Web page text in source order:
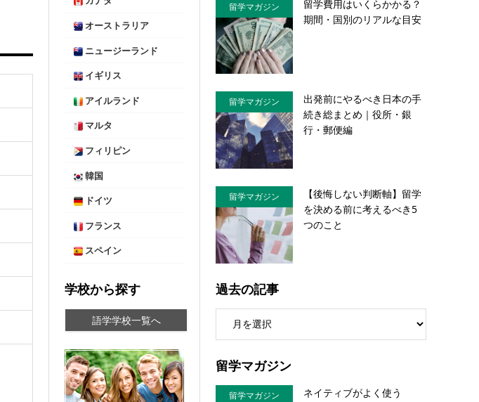
オーストラリア
ニュージーランド
イギリス
アイルランド
マルタ
フィリピン
韓国
ドイツ
フランス
スペイン
学校から探す
語学学校一覧へ
留学マガジン
留学費用はいくらかかる？
期間・国別のリアルな目安
留学マガジン
出発前にやるべき日本の手
続き総まとめ｜役所・銀
行・郵便編
留学マガジン
【後悔しない判断軸】留学
を決める前に考えるべき5
つのこと
過去の記事
留学マガジン
留学マガジン
ネイティブがよく使う